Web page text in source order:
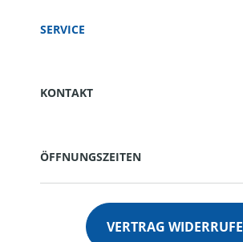
SERVICE
KONTAKT
ÖFFNUNGSZEITEN
VERTRAG